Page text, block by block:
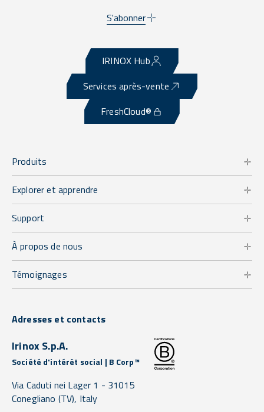
S'abonner
IRINOX Hub
Services après-vente
FreshCloud®
Produits
Explorer et apprendre
Support
À propos de nous
Témoignages
Adresses et contacts
Irinox S.p.A.
Société d'intérêt social | B Corp™
Via Caduti nei Lager 1 - 31015
Conegliano (TV), Italy